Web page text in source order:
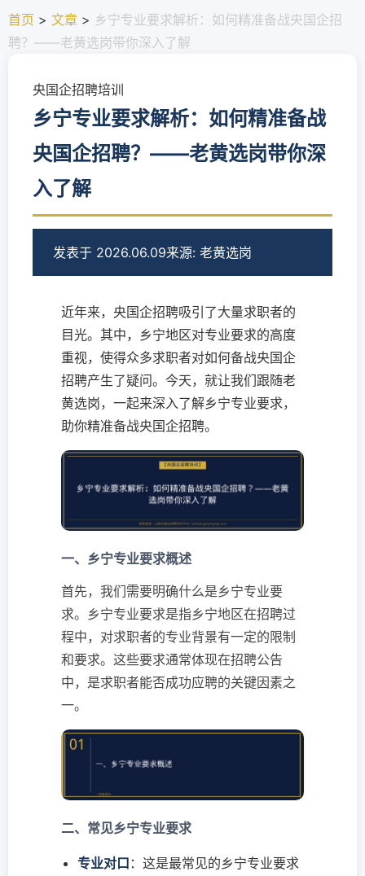
首页 > 文章 > 乡宁专业要求解析：如何精准备战央国企招
聘？——老黄选岗带你深入了解
央国企招聘培训
乡宁专业要求解析：如何精准备战
央国企招聘？——老黄选岗带你深
入了解
发表于 2026.06.09来源: 老黄选岗
近年来，央国企招聘吸引了大量求职者的
目光。其中，乡宁地区对专业要求的高度
重视，使得众多求职者对如何备战央国企
招聘产生了疑问。今天，就让我们跟随老
黄选岗，一起来深入了解乡宁专业要求，
助你精准备战央国企招聘。
一、乡宁专业要求概述
首先，我们需要明确什么是乡宁专业要
求。乡宁专业要求是指乡宁地区在招聘过
程中，对求职者的专业背景有一定的限制
和要求。这些要求通常体现在招聘公告
中，是求职者能否成功应聘的关键因素之
一。
二、常见乡宁专业要求
专业对口 ：这是最常见的乡宁专业要求